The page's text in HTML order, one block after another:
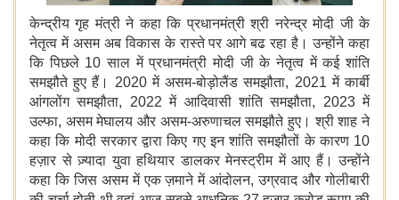
केन्द्रीय गृह मंत्री ने कहा कि प्रधानमंत्री श्री नरेन्द्र मोदी जी के
नेतृत्व में असम अब विकास के रास्ते पर आगे बढ रहा है। उन्होंने कहा
कि पिछले 10 साल में प्रधानमंत्री मोदी जी के नेतृत्व में कई शांति
समझौते हुए हैं। 2020 में असम-बोड़ोलैंड समझौता, 2021 में कार्बी
आंगलोंग समझौता, 2022 में आदिवासी शांति समझौता, 2023 में
उल्फा, असम मेघालय और असम-अरुणाचल समझौते हुए। श्री शाह ने
कहा कि मोदी सरकार द्वारा किए गए इन शांति समझौतों के कारण 10
हज़ार से ज़्यादा युवा हथियार डालकर मेनस्ट्रीम में आए हैं। उन्होंने
कहा कि जिस असम में एक ज़माने में आंदोलन, उग्रवाद और गोलीबारी